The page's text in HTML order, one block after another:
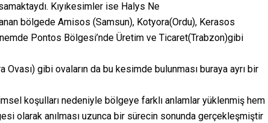
Kıyıkesimler ise Halys Ne
bölgede Amisos (Samsun), Kotyora(Ordu), Kerasos
Pontos Bölgesi’nde Üretim ve Ticaret(Trabzon)gibi
gibi ovaların da bu kesimde bulunması buraya ayrı bir
koşulları nedeniyle bölgeye farklı anlamlar yüklenmiş hem
olarak anılması uzunca bir sürecin sonunda gerçekleşmiştir